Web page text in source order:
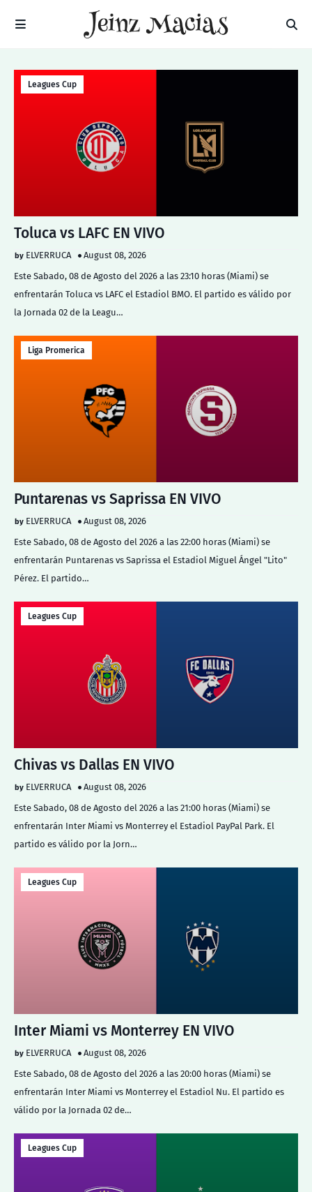
Leagues Cup
Toluca vs LAFC EN VIVO
ELVERRUCA
August 08, 2026
Este Sabado, 08 de Agosto del 2026 a las 23:10 horas (Miami) se
enfrentarán Toluca vs LAFC el Estadiol BMO. El partido es válido por
la Jornada 02 de la Leagu…
Liga Promerica
Puntarenas vs Saprissa EN VIVO
ELVERRUCA
August 08, 2026
Este Sabado, 08 de Agosto del 2026 a las 22:00 horas (Miami) se
enfrentarán Puntarenas vs Saprissa el Estadiol Miguel Ángel "Lito"
Pérez. El partido…
Leagues Cup
Chivas vs Dallas EN VIVO
ELVERRUCA
August 08, 2026
Este Sabado, 08 de Agosto del 2026 a las 21:00 horas (Miami) se
enfrentarán Inter Miami vs Monterrey el Estadiol PayPal Park. El
partido es válido por la Jorn…
Leagues Cup
Inter Miami vs Monterrey EN VIVO
ELVERRUCA
August 08, 2026
Este Sabado, 08 de Agosto del 2026 a las 20:00 horas (Miami) se
enfrentarán Inter Miami vs Monterrey el Estadiol Nu. El partido es
válido por la Jornada 02 de…
Leagues Cup